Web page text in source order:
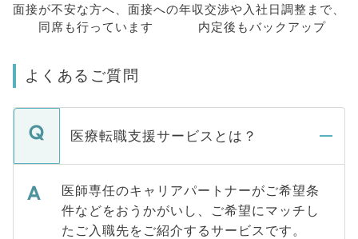
面接が不安な方へ、 面接への
同席も行っています
年収交渉や入社日調整まで、
内定後もバックアップ
よくあるご質問
医療転職支援サービスとは？
医師専任のキャリアパートナーがご希望条
件などをおうかがいし、ご希望にマッチし
たご入職先をご紹介するサービスです。